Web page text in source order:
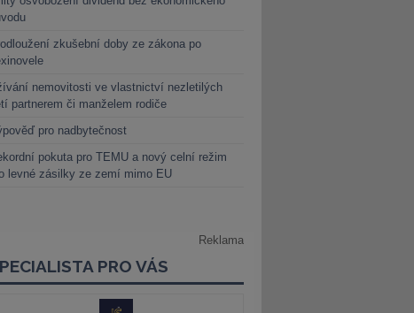
zkušební doby ze zákona po
nemovitosti ve vlastnictví nezletilých
partnerem či manželem rodiče
pro nadbytečnost
pokuta pro TEMU a nový celní režim
levné zásilky ze zemí mimo EU